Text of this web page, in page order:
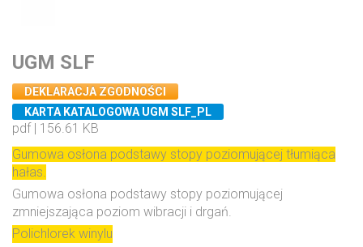
UGM SLF
DEKLARACJA ZGODNOŚCI
KARTA KATALOGOWA UGM SLF_PL
pdf | 156.61 KB
Gumowa osłona podstawy stopy poziomującej tłumiąca
hałas.
Gumowa osłona podstawy stopy poziomującej
zmniejszająca poziom wibracji i drgań.
Polichlorek winylu